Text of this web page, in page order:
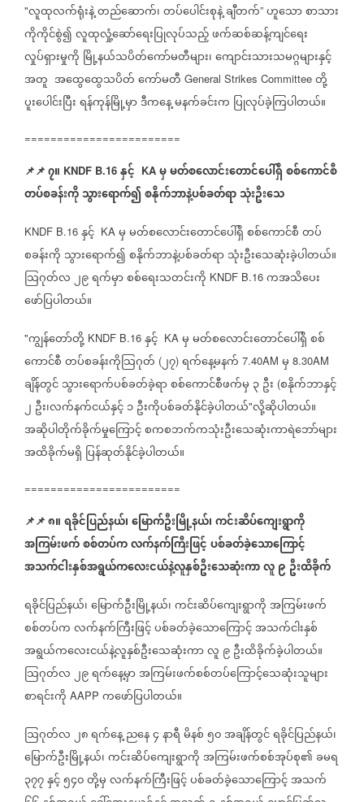
"လူထုလက်ရုံးနဲ့တည်ဆောက်၊တပ်ပေါင်းစုနဲ့ချီတက်” ဟူသောစာသား
ကိုကိုင်စွဲ၍လူထုလှုံ့ဆော်ရေးပြုလုပ်သည့်ဖက်ဆစ်ဆန့်ကျင်ရေး
လှုပ်ရှားမှုကို မြို့နယ်သပိတ်ကော်မတီများ၊ကျောင်းသားသမဂ္ဂများနှင့်
အတူ အထွေထွေသပိတ်ကော်မတီ General Strikes Committee တို့
ပူးပေါင်းပြီးရန်ကုန်မြို့မှာဒီကနေ့မနက်ခင်းက ပြုလုပ်ခဲ့ကြပါတယ်။
========================
📌📌၇။ KNDF B.16 နှင့် KA မှမတ်စလောင်းတောင်ပေါ်ရှိစစ်ကောင်စီ
တပ်စခန်းကိုသွားရောက်၍စနိုက်ဘာနဲ့ပစ်ခတ်ရာသုံးဦးသေ
KNDF B.16 နှင့် KA မှမတ်စလောင်းတောင်ပေါ်ရှိစစ်ကောင်စီတပ်
စခန်းကို သွားရောက်၍စနိုက်ဘာနဲ့ပစ်ခတ်ရာသုံးဦးသေဆုံးခဲ့ပါတယ်။
သြဂုတ်လ၂၉ရက်မှာစစ်ရေးသတင်းကို KNDF B.16 ကအသိပေး
ဖော်ပြပါတယ်။
"ကျွန်တော်တို့ KNDF B.16 နှင့် KA မှမတ်စလောင်းတောင်ပေါ်ရှိစစ်
ကောင်စီတပ်စခန်းကိုသြဂုတ် (၂၇) ရက်နေ့မနက် 7.40AM မှ 8.30AM
ချိန်တွင်သွားရောက်ပစ်ခတ်ခဲ့ရာစစ်ကောင်စီဖက်မှ ၃ဦး (စနိုက်ဘာနှင့်
၂ ဦး၊လက်နက်ငယ်နှင့်၁ဦးကိုပစ်ခတ်နိုင်ခဲ့ပါတယ်"လို့ဆိုပါတယ်။
အဆိုပါတိုက်ခိုက်မှုကြောင့်စကစဘက်ကသုံးဦးသေဆုံးကာရဲဘော်များ
အထိခိုက်မရှိ ပြန်ဆုတ်နိုင်ခဲ့ပါတယ်။
========================
📌📌၈။ရခိုင်ပြည်နယ်၊မြောက်ဦးမြို့နယ်၊ကင်းဆိပ်ကျေးရွာကို
အကြမ်းဖက်စစ်တပ်ကလက်နက်ကြီးဖြင့်ပစ်ခတ်ခဲ့သောကြောင့်
အသက်ငါးနှစ်အရွယ်ကလေးငယ်နဲ့လူနှစ်ဦးသေဆုံးကာလူ၉ ဦးထိခိုက်
ရခိုင်ပြည်နယ်၊မြောက်ဦးမြို့နယ်၊ကင်းဆိပ်ကျေးရွာကိုအကြမ်းဖက်
စစ်တပ်ကလက်နက်ကြီးဖြင့်ပစ်ခတ်ခဲ့သောကြောင့်အသက်ငါးနှစ်
အရွယ်ကလေးငယ်နဲ့လူနှစ်ဦးသေဆုံးကာလူ ၉ဦးထိခိုက်ခဲ့ပါတယ်။
သြဂုတ်လ၂၉ရက်နေ့မှာအကြမ်းဖက်စစ်တပ်ကြောင့်သေဆုံးသူများ
စာရင်းကို AAPP ကဖော်ပြပါတယ်။
ဩဂုတ်လ၂၈ရက်နေ့ညနေ၄နာရီမိနစ်၅၀အချိန်တွင်ရခိုင်ပြည်နယ်၊
မြောက်ဦးမြို့နယ်၊ကင်းဆိပ်ကျေးရွာကိုအကြမ်းဖက်စစ်အုပ်စု၏ခမရ
၃၇၇နှင့်၅၄၀တို့မှလက်နက်ကြီးဖြင့်ပစ်ခတ်ခဲ့သောကြောင့်အသက်